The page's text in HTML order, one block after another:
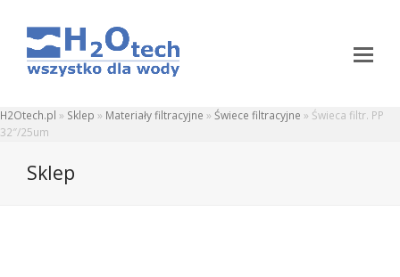
H2Otech.pl » Sklep » Materiały filtracyjne » Świece filtracyjne » Świeca filtr. PP
32″/25um
Sklep